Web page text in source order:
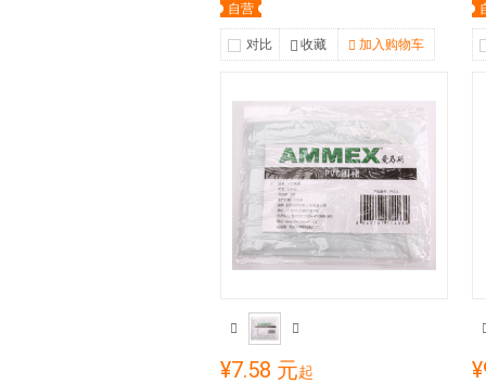
自营
对比 收藏 加入购物车
¥7.58 元起